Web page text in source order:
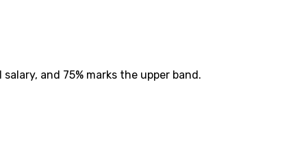
and 75% marks the upper band.